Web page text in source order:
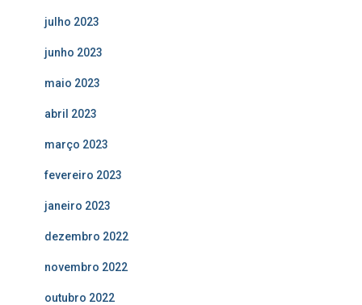
julho 2023
junho 2023
maio 2023
abril 2023
março 2023
fevereiro 2023
janeiro 2023
dezembro 2022
novembro 2022
outubro 2022